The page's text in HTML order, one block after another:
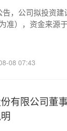
告，公司拟投资
准），资金来源
08 07:43
有限公司董